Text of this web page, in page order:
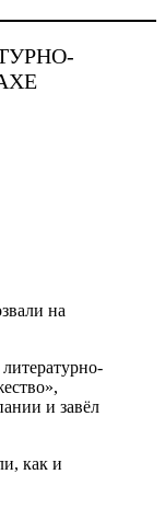
на
и завёл
как и